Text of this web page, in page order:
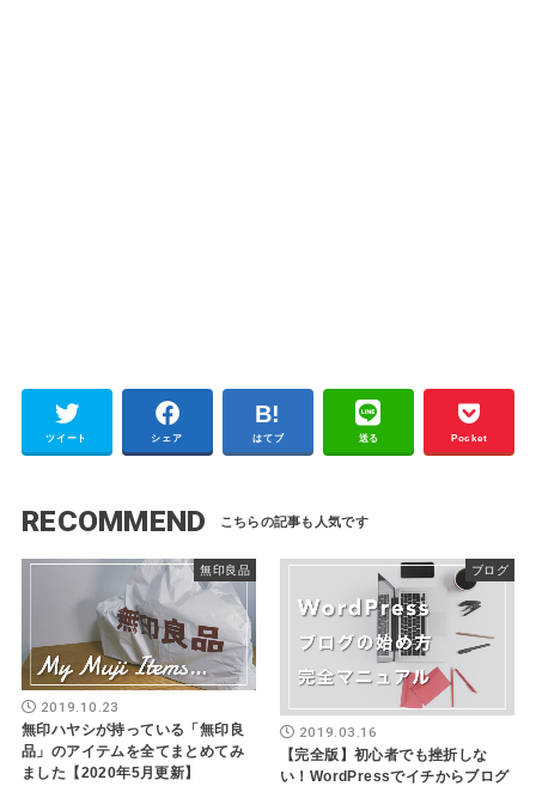
ツイート シェア はてブ 送る Pocket
RECOMMEND
無印良品
2019.10.23
無印ハヤシが持っている「無印良
品」のアイテムを全てまとめてみ
ました【2020年5月更新】
ブログ
2019.03.16
【完全版】初心者でも挫折しな
い！WordPressでイチからブログ